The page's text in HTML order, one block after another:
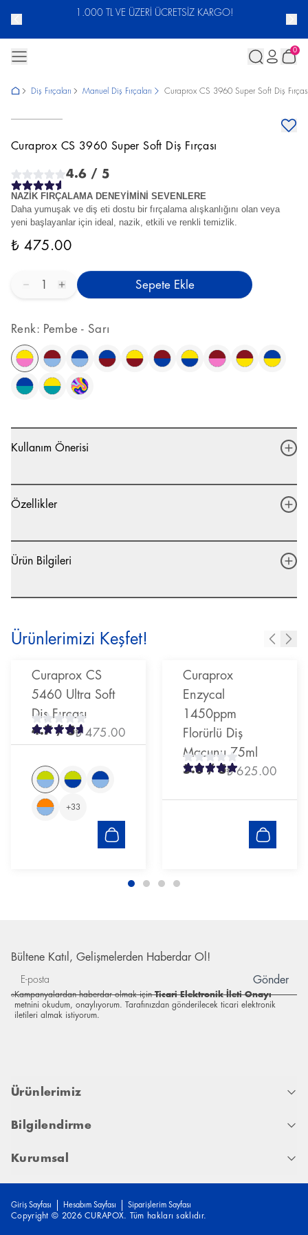
1.000 TL VE ÜZERİ ÜCRETSİZ KARGO!
0
Diş Fırçaları Manuel Diş Fırçaları Curaprox CS 3960 Super Soft Diş
Curaprox CS 3960 Super Soft Diş Fırçası
4.6 / 5
NAZİK FIRÇALAMA DENEYİMİNİ SEVENLERE
Daha yumuşak ve diş eti dostu bir fırçalama alışkanlığını olan veya
yeni başlayanlar için ideal, nazik, etkili ve renkli temizlik.
₺ 475.00
1 Sepete Ekle
Renk: Pembe - Sarı
Kullanım Önerisi
Özellikler
Ürün Bilgileri
Ürünlerimizi Keşfet!
Curaprox CS
5460 Ultra Soft
Diş Fırçası
4.7/ 5₺ 475.00
+33
Curaprox
Enzycal
1450ppm
Florürlü Diş
Macunu 75ml
5.0/ 5₺ 625.00
Bültene Katıl, Gelişmelerden Haberdar Ol!
Gönder
Kampanyalardan haberdar olmak için Ticari Elektronik İleti Onayı
metnini okudum, onaylıyorum. Tarafınızdan gönderilecek ticari elektronik
iletileri almak istiyorum.
Ürünlerimiz
Bilgilendirme
Kurumsal
Giriş Sayfası Hesabım Sayfası Siparişlerim Sayfası
Copyright © 2026 CURAPOX. Tüm hakları saklıdır.